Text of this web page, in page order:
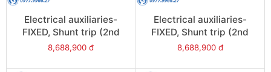
Electrical auxiliaries-
FIXED, Shunt trip (2nd
MX), 380/480VAC/DC for
47375
8,688,900 đ
Electrical auxiliaries-
FIXED, Shunt trip (2nd
MX), 220VAC/DC for
47373
8,688,900 đ